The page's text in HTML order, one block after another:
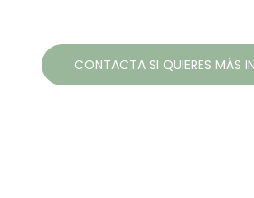
CONTACTA SI QUIERES MÁS